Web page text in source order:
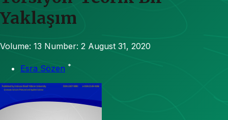
Yaklaşım
Volume: 13 Number: 2 August 31, 2020
Esra Sözen *